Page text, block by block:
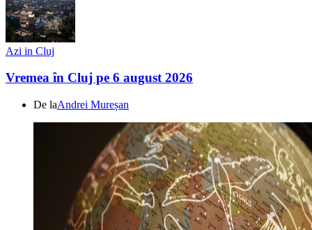
Azi in Cluj
Vremea în Cluj pe 6 august 2026
De laAndrei Mureșan